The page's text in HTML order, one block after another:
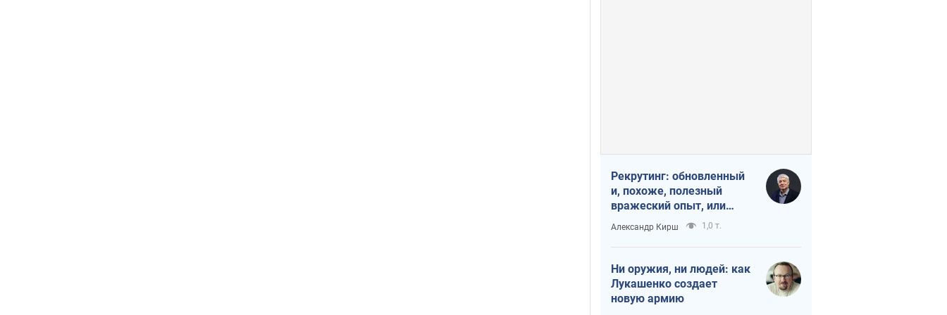
Рекрутинг: обновленный
и, похоже, полезный
вражеский опыт, или
Диалектика
требовательной трусости
Александр Кирш 1,0 т.
Ни оружия, ни людей: как
Лукашенко создает
новую армию